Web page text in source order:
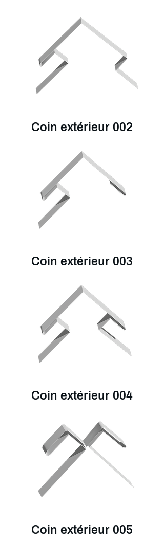
Coin extérieur 002
Coin extérieur 003
Coin extérieur 004
Coin extérieur 005